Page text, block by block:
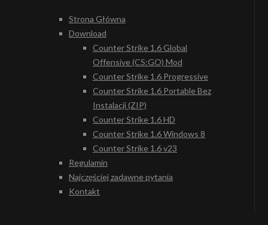
Strona Główna
Download
Counter Strike 1.6 Global
Offensive (CS:GO) Mod
Counter Strike 1.6 Progressive
Counter Strike 1.6 Portable Bez
Instalacji (ZIP)
Counter Strike 1.6 HD
Counter Strike 1.6 Windows 8
Counter Strike 1.6 v23
Regulamin
Najczęściej zadawne pytania
Kontakt